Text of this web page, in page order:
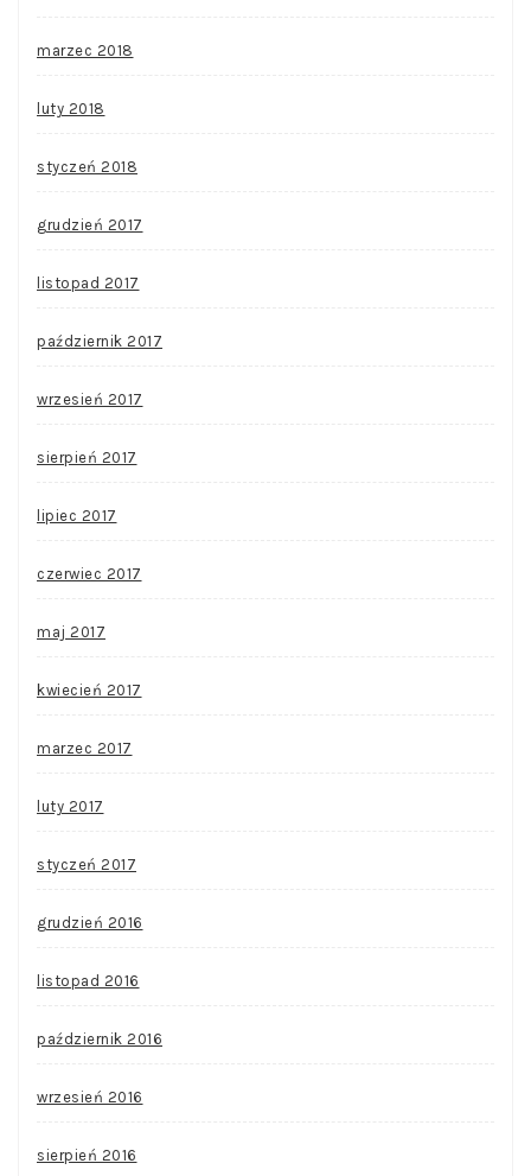
marzec 2018
luty 2018
styczeń 2018
grudzień 2017
listopad 2017
październik 2017
wrzesień 2017
sierpień 2017
lipiec 2017
czerwiec 2017
maj 2017
kwiecień 2017
marzec 2017
luty 2017
styczeń 2017
grudzień 2016
listopad 2016
październik 2016
wrzesień 2016
sierpień 2016